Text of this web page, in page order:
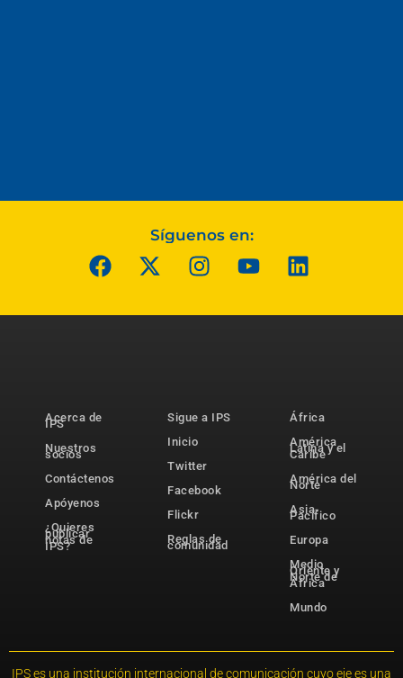
Síguenos en:
Acerca de
IPS
Nuestros
socios
Contáctenos
Apóyenos
¿Quieres
publicar
notas de
IPS?
Sigue a IPS
Inicio
Twitter
Facebook
Flickr
Reglas de
comunidad
África
América
Latina y el
Caribe
América del
Norte
Asia-
Pacífico
Europa
Medio
Oriente y
Norte de
África
Mundo
IPS es una institución internacional de comunicación cuyo eje es una